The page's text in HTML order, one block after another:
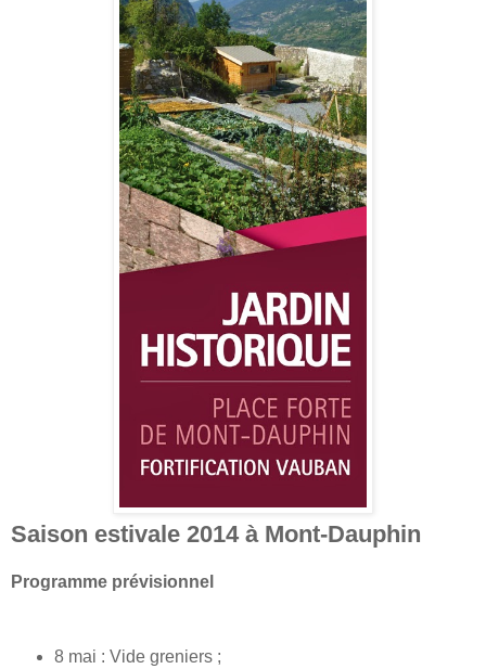
Saison estivale 2014 à Mont-Dauphin
Programme prévisionnel
8 mai : Vide greniers ;